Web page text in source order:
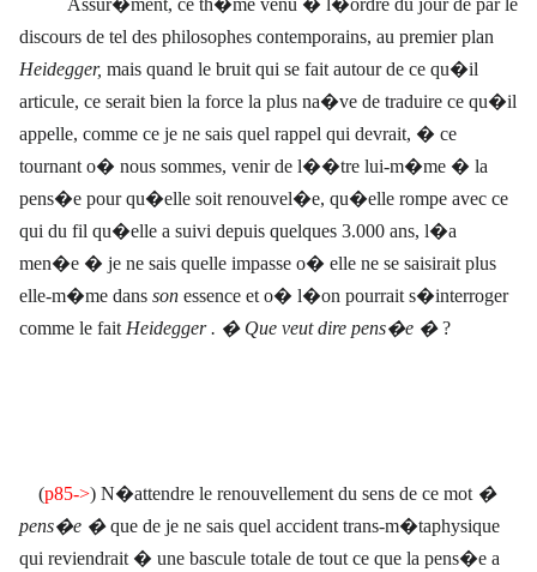
Assur�ment, ce th�me venu � l�ordre du jour de par le
discours de tel des philosophes contemporains, au premier plan
Heidegger, mais quand le bruit qui se fait autour de ce qu�il
articule, ce serait bien la force la plus na�ve de traduire ce qu�il
appelle, comme ce je ne sais quel rappel qui devrait, � ce
tournant o� nous sommes, venir de l��tre lui-m�me � la
pens�e pour qu�elle soit renouvel�e, qu�elle rompe avec ce
qui du fil qu�elle a suivi depuis quelques 3.000 ans, l�a
men�e � je ne sais quelle impasse o� elle ne se saisirait plus
elle-m�me dans son essence et o� l�on pourrait s�interroger
comme le fait Heidegger . � Que veut dire pens�e �?
(p85->) N�attendre le renouvellement du sens de ce mot �
pens�e �que de je ne sais quel accident trans-m�taphysique
qui reviendrait � une bascule totale de tout ce que la pens�e a